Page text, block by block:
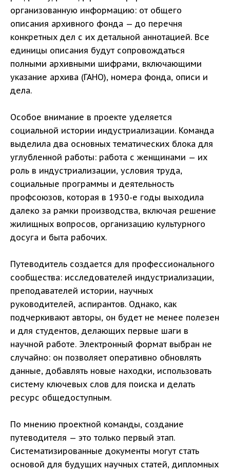
организованную информацию: от общего
описания архивного фонда — до перечня
конкретных дел с их детальной аннотацией. Все
единицы описания будут сопровождаться
полными архивными шифрами, включающими
указание архива (ГАНО), номера фонда, описи и
дела.
Особое внимание в проекте уделяется
социальной истории индустриализации. Команда
выделила два основных тематических блока для
углубленной работы: работа с женщинами — их
роль в индустриализации, условия труда,
социальные программы и деятельность
профсоюзов, которая в 1930-е годы выходила
далеко за рамки производства, включая решение
жилищных вопросов, организацию культурного
досуга и быта рабочих.
Путеводитель создается для профессионального
сообщества: исследователей индустриализации,
преподавателей истории, научных
руководителей, аспирантов. Однако, как
подчеркивают авторы, он будет не менее полезен
и для студентов, делающих первые шаги в
научной работе. Электронный формат выбран не
случайно: он позволяет оперативно обновлять
данные, добавлять новые находки, использовать
систему ключевых слов для поиска и делать
ресурс общедоступным.
По мнению проектной команды, создание
путеводителя — это только первый этап.
Систематизированные документы могут стать
основой для будущих научных статей, дипломных